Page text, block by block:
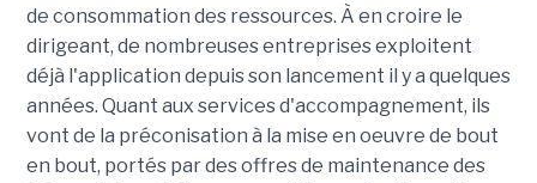
de consommation des ressources. À en croire le
dirigeant, de nombreuses entreprises exploitent
déjà l'application depuis son lancement il y a quelques
années. Quant aux services d'accompagnement, ils
vont de la préconisation à la mise en oeuvre de bout
en bout, portés par des offres de maintenance des